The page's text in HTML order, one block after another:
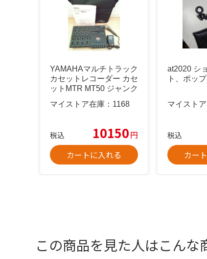
YAMAHAマルチトラック
カセットレコーダー カセ
ットMTR MT50 ジャンク
マイストア在庫： 1168
税込 10150円
カートに入れる
at2020 シ
ト、ポッ
マイストア
税込
カー
この商品を見た人はこんな